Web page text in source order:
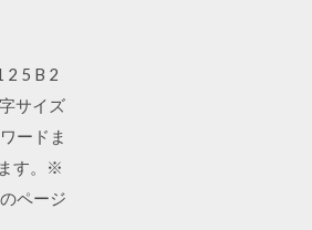
2 5 B 2
サイズ
ードま
す。※
ページ